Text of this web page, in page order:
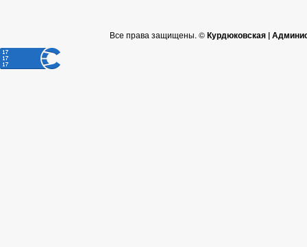
Все права защищены. ©Курдюковская |